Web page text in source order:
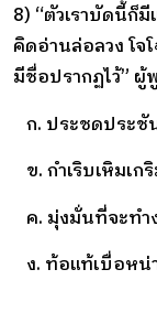
8) “ตัวเราบัดนี้ก็
คิดอ่านล่อลวง โจ
มีชื่อปรากฏไว้” ผู้
ก. ประชดประชั
ข. กำเริบเหิมเก
ค. มุ่งมั่นที่จะทำ
ง. ท้อแท้เบื่อหน่